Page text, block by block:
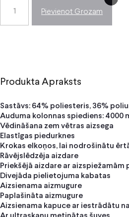
Pievienot Grozam
Produkta Apraksts
Sastāvs: 64% poliesteris, 36%
Auduma kolonnas spiediens: 4000
Vēdināšana zem vētras aizsega
Elastīgas piedurknes
Krokas elkoņos, lai nodrošinātu
Rāvējslēdzēja aizdare
Priekšējā aizdare ar aizspiežamām
Divejāda pielietojuma kabatas
Aizsienama aizmugure
Paplašināta aizmugure
Aizsienama kapuce ar iestrādātu